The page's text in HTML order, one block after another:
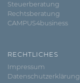
Steuerberatung
Rechtsberatung
CAMPUS4business
RECHTLICHES
Impressum
Datenschutzerklärung